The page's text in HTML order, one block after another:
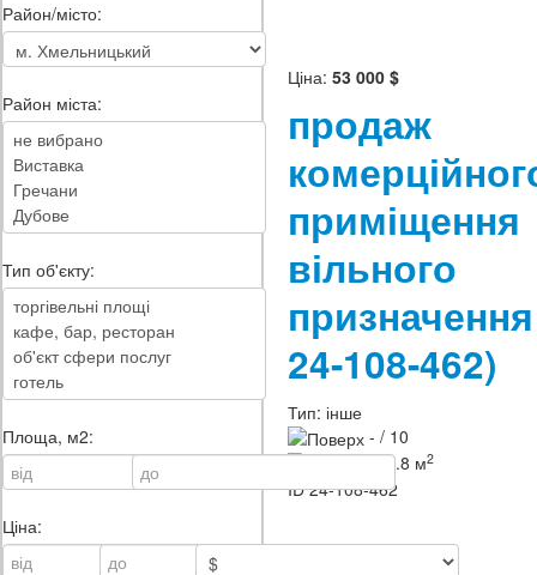
Район/місто:
Район міста:
Тип об'єкту:
Площа, м2:
Ціна:
Ціна: 53 000 $
продаж
приміщення
вільного
24-108-462)
Тип: інше
- / 10
133.8 м2
ID24-108-462